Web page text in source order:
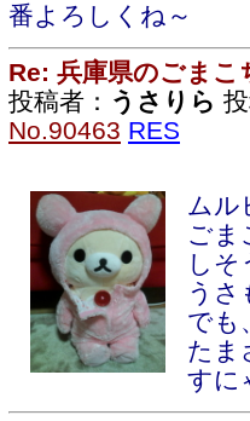
番よろしくね～
Re: 兵庫県のごまこ
投稿者： うさりら
No.90463 RES
ムル
ごま
しそ
うさ
でも
たま
すに